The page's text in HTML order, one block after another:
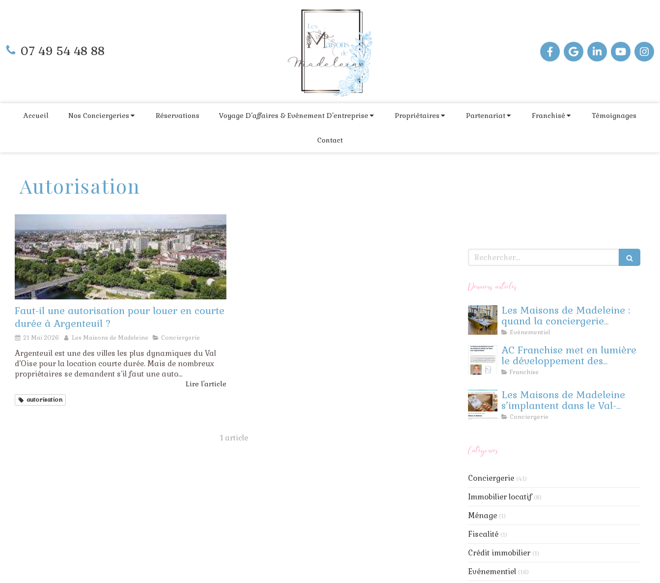
07 49 54 48 88
Accueil Nos Conciergeries Réservations Voyage D’affaires & Evénement D’entreprise Propriétaires Partenariat Franchisé Témoignages
Contact
Autorisation
Faut-il une autorisation pour louer en courte
durée à Argenteuil ?
21 Mai 2026 Les Maisons de Madeleine Conciergerie
Argenteuil est une des villes les plus dynamiques du Val
d’Oise pour la location courte durée. Mais de nombreux
propriétaires se demandent s’il faut une auto...
Lire l'article
autorisation
1 article
Rechercher
Derniers articles
Les Maisons de Madeleine :
quand la conciergerie
rencontre l’événementiel
Evénementiel
AC Franchise met en lumière
le développement des
Maisons de Madeleine
Franchise
Les Maisons de Madeleine
s’implantent dans le Val-
d’Oise et les Yvelines !
Conciergerie
Catégories
Conciergerie (41)
Immobilier locatif (8)
Ménage (1)
Fiscalité (1)
Crédit immobilier (1)
Evénementiel (16)